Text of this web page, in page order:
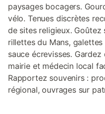
paysages bocagers.
vélo. Tenues discrètes
de sites religieux. Goûtez
rillettes du Mans,
sauce écrevisses.
mairie et médecin local
Rapportez souvenirs :
régional, ouvrages sur